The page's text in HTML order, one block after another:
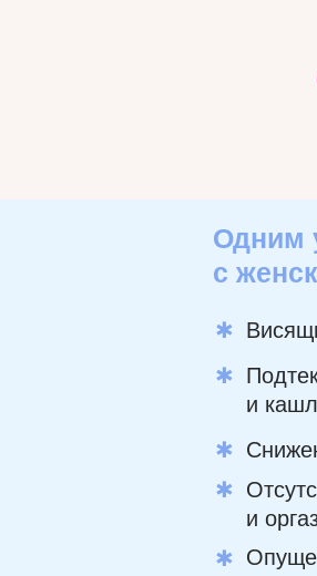
Одним
с
и
и
✱
✱
✱
✱
✱